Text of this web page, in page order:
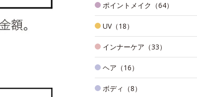
ポイントメイク（64）
UV（18）
インナーケア（33）
ヘア（16）
ボディ（8）